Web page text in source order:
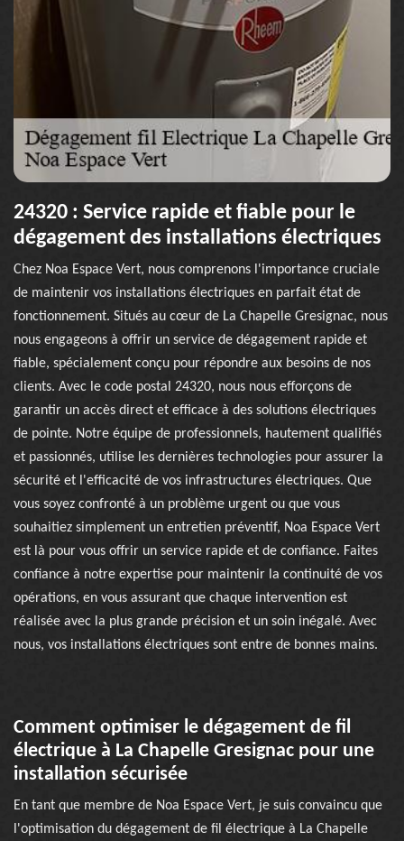
24320 : Service rapide et fiable pour le
dégagement des installations électriques
Chez Noa Espace Vert, nous comprenons l'importance cruciale
de maintenir vos installations électriques en parfait état de
fonctionnement. Situés au cœur de La Chapelle Gresignac, nous
nous engageons à offrir un service de dégagement rapide et
fiable, spécialement conçu pour répondre aux besoins de nos
clients. Avec le code postal 24320, nous nous efforçons de
garantir un accès direct et efficace à des solutions électriques
de pointe. Notre équipe de professionnels, hautement qualifiés
et passionnés, utilise les dernières technologies pour assurer la
sécurité et l'efficacité de vos infrastructures électriques. Que
vous soyez confronté à un problème urgent ou que vous
souhaitiez simplement un entretien préventif, Noa Espace Vert
est là pour vous offrir un service rapide et de confiance. Faites
confiance à notre expertise pour maintenir la continuité de vos
opérations, en vous assurant que chaque intervention est
réalisée avec la plus grande précision et un soin inégalé. Avec
nous, vos installations électriques sont entre de bonnes mains.
Comment optimiser le dégagement de fil
électrique à La Chapelle Gresignac pour une
installation sécurisée
En tant que membre de Noa Espace Vert, je suis convaincu que
l'optimisation du dégagement de fil électrique à La Chapelle